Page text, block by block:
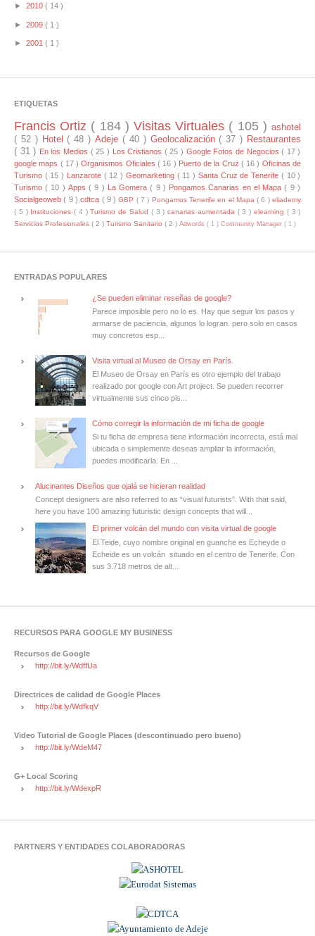
► 2010 ( 14 )
► 2009 ( 1 )
► 2001 ( 1 )
ETIQUETAS
Francis Ortiz ( 184 )Visitas Virtuales ( 105 )ashotel
( 52 ) Hotel ( 48 )Adeje ( 40 ) Geolocalización ( 37 ) Restaurantes
( 31 ) En los Medios ( 25 ) Los Cristianos ( 25 ) Google Fotos de Negocios( 17 )
google maps ( 17 )Organismos Oficiales ( 16 ) Puerto de la Cruz ( 16 ) Oficinas de
Turismo ( 15 ) Lanzarote ( 12 ) Geomarketing ( 11 ) Santa Cruz de Tenerife ( 10 )
Turismo( 10 ) Apps( 9 ) La Gomera( 9 ) Pongamos Canarias en el Mapa( 9 )
Socialgeoweb( 9 )cdtca ( 9 )GBP ( 7 ) Pongamos Tenerife en el Mapa( 6 )eliademy
( 5 ) Instituciones( 4 )Turismo de Salud ( 3 )canarias aumentada ( 3 ) elearning ( 3 )
Servicios Profesionales ( 2 ) Turismo Sanitario ( 2 ) Adwords ( 1 ) Community Manager ( 1 )
ENTRADAS POPULARES
¿Se pueden eliminar reseñas de google?
Parece imposible pero no lo es. Hay que seguir los pasos y
armarse de paciencia, algunos lo logran. pero solo en casos
muy concretos esp...
Visita virtual al Museo de Orsay en París.
El Museo de Orsay en París es otro ejemplo del trabajo
realizado por google con Art project. Se pueden recorrer
virtualmente sus cinco pis...
Cómo corregir la información de mi ficha de google
Si tu ficha de empresa tiene información incorrecta, está mal
ubicada o simplemente deseas ampliar la información,
puedes modificarla. En ...
Alucinantes Diseños que ojalá se hicieran realidad
Concept designers are also referred to as “visual futurists”. With that said,
here you have 100 amazing futuristic design concepts that will...
El primer volcán del mundo con visita virtual de google
El Teide, cuyo nombre original en guanche es Echeyde o
Echeide es un volcán situado en el centro de Tenerife. Con
sus 3.718 metros de alt...
RECURSOS PARA GOOGLE MY BUSINESS
Recursos de Google
http://bit.ly/WdffUa
Directrices de calidad de Google Places
http://bit.ly/WdfkqV
Video Tutorial de Google Places (descontinuado pero bueno)
http://bit.ly/WdeM47
G+ Local Scoring
http://bit.ly/WdexpR
PARTNERS Y ENTIDADES COLABORADORAS